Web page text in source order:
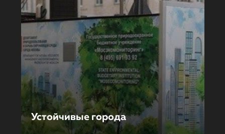
Устойчивые города